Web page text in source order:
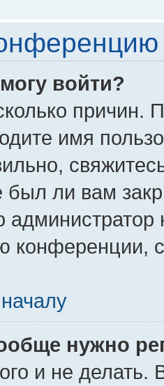
войти?
причин.
имя
был ли вам
администратор
конференции,
нужно
и не делать.